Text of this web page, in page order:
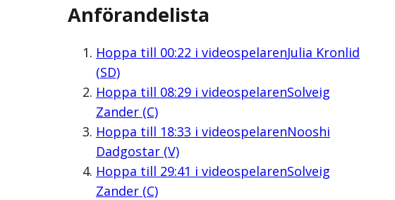
Anförandelista
Hoppa till 00:22 i videospelarenJulia Kronlid
(SD)
Hoppa till 08:29i videospelarenSolveig
Zander (C)
Hoppa till 18:33 i videospelarenNooshi
Dadgostar (V)
Hoppa till 29:41 i videospelarenSolveig
Zander (C)